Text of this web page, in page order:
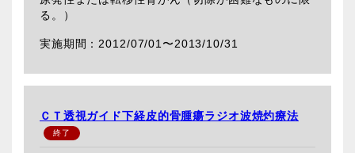
る。）
2012/07/01〜2013/10/31
ＣＴ透視ガイド下経皮的骨腫瘍ラジオ波焼灼療法